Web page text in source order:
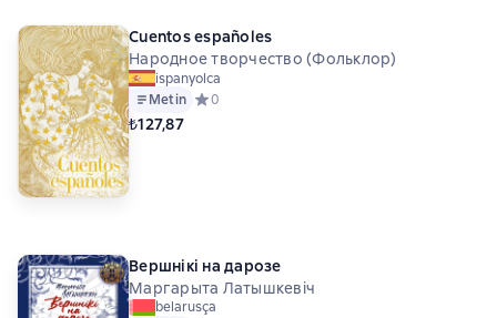
Cuentos españoles
Народное творчество (Фольклор)
ispanyolca
Metin Средний рейтинг 0 на основе 0 оценок
0
₺127,87
Вершнікі на дарозе
Маргарыта Латышкевіч
belarusça